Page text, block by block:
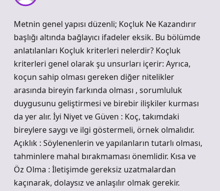
Metnin genel yapısı düzenli; Koçluk Ne Kazandırır
başlığı altında bağlayıcı ifadeler eksik. Bu bölümde
anlatılanları Koçluk kriterleri nelerdir? Koçluk
kriterleri genel olarak şu unsurları içerir: Ayrıca,
koçun sahip olması gereken diğer nitelikler
arasında bireyin farkında olması , sorumluluk
duygusunu geliştirmesi ve birebir ilişkiler kurması
da yer alır. İyi Niyet ve Güven : Koç, takımdaki
bireylere saygı ve ilgi göstermeli, örnek olmalıdır.
Açıklık : Söylenenlerin ve yapılanların tutarlı olması,
tahminlere mahal bırakmaması önemlidir. Kısa ve
Öz Olma : İletişimde gereksiz uzatmalardan
kaçınarak, dolaysız ve anlaşılır olmak gerekir.